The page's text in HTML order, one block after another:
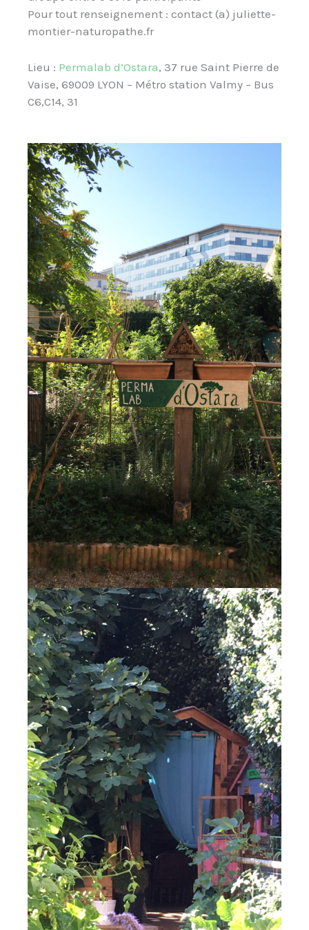
Pour tout renseignement : contact (a) juliette-
montier-naturopathe.fr
Lieu : Permalab d’Ostara, 37 rue Saint Pierre de
Vaise, 69009 LYON – Métro station Valmy – Bus
C6,C14, 31